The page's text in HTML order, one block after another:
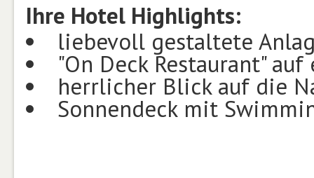
Ihre Hotel Highlights:
liebevoll gestaltete
"On Deck Restaurant"
herrlicher Blick auf die
Sonnendeck mit